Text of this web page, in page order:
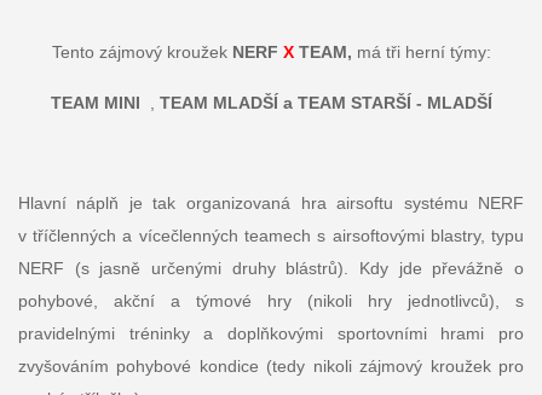
Tento zájmový kroužek NERF XTEAM, má tři herní týmy:
TEAM MINI TEAM MLADŠÍ a TEAM STARŠÍ - MLADŠÍ
Hlavní náplň je tak organizovaná hra airsoftu systému NERF
v tříčlenných a vícečlenných teamech s airsoftovými blastry, typu
NERF (s jasně určenými druhy blástrů). Kdy jde převážně o
pohybové, akční a týmové hry (nikoli hry jednotlivců), s
pravidelnými tréninky a doplňkovými sportovními hrami pro
zvyšováním pohybové kondice (tedy nikoli zájmový kroužek pro